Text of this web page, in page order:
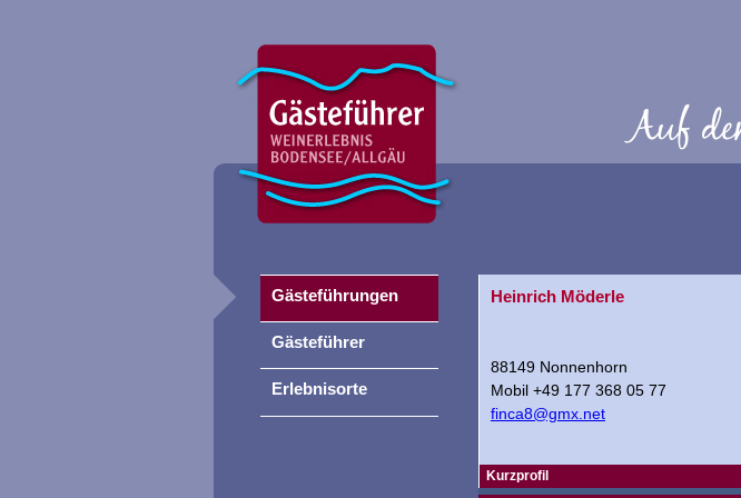
Heinrich Möderle
88149 Nonnenhorn
Mobil +49 177 368 05 77
finca8@gmx.net
Kurzprofil
Gästeführungen
Gästeführer
Erlebnisorte